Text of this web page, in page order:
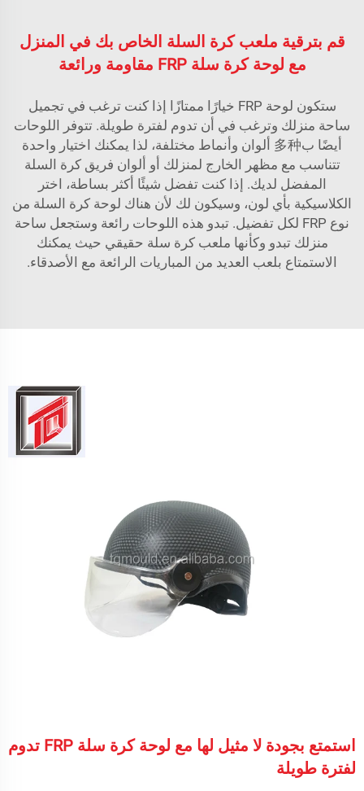
قم بترقية ملعب كرة السلة الخاص بك في المنزل
مع لوحة كرة سلة FRP مقاومة ورائعة
ستكون لوحة FRP خيارًا ممتازًا إذا كنت ترغب في تجميل
ساحة منزلك وترغب في أن تدوم لفترة طويلة. تتوفر اللوحات
أيضًا ب多种 ألوان وأنماط مختلفة، لذا يمكنك اختيار واحدة
تتناسب مع مظهر الخارج لمنزلك أو ألوان فريق كرة السلة
المفضل لديك. إذا كنت تفضل شيئًا أكثر بساطة، اختر
الكلاسيكية بأي لون، وسيكون لك لأن هناك لوحة كرة السلة من
نوع FRP لكل تفضيل. تبدو هذه اللوحات رائعة وستجعل ساحة
منزلك تبدو وكأنها ملعب كرة سلة حقيقي حيث يمكنك
الاستمتاع بلعب العديد من المباريات الرائعة مع الأصدقاء.
استمتع بجودة لا مثيل لها مع لوحة كرة سلة FRP تدوم
لفترة طويلة